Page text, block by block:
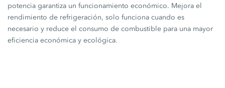
potencia garantiza un funcionamiento económico. Mejora el
rendimiento de refrigeración, solo funciona cuando es
necesario y reduce el consumo de combustible para una mayor
eficiencia económica y ecológica.